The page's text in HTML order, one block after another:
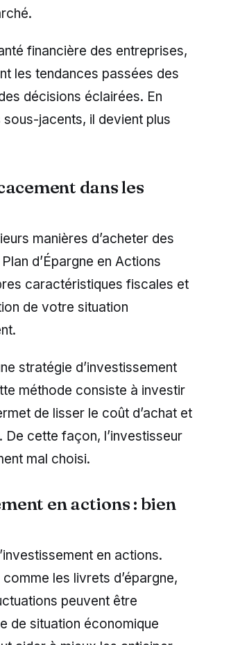
financière des entreprises,
les tendances passées des
décisions éclairées. En
jacents, il devient plus
dans les
manières d’acheter des
d’Épargne en Actions
caractéristiques fiscales et
de votre situation
stratégie d’investissement
méthode consiste à investir
de lisser le coût d’achat et
De cette façon, l’investisseur
mal choisi.
en actions : bien
en actions.
les livrets d’épargne,
peuvent être
de situation économique